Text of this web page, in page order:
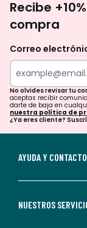
Recibe
compra
Correo
No olvides revisar tu
aceptas recibir
darte de baja en
nuestra política de
¿Ya eres cliente?
AYUDA Y CONTACTO
NUESTROS